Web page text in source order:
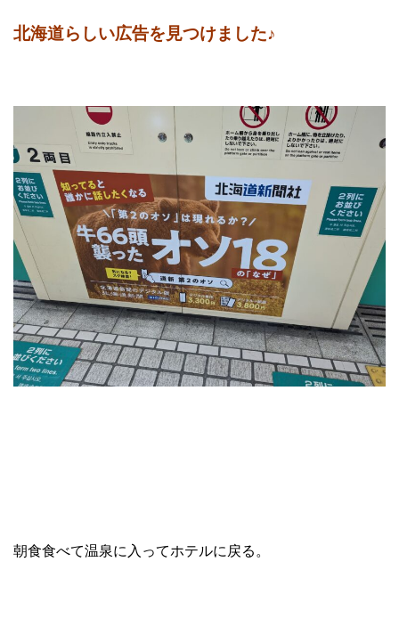
北海道らしい広告を見つけました♪
朝食食べて温泉に入ってホテルに戻る。